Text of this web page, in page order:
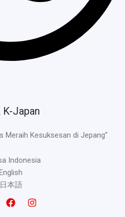
K-Japan
Meraih Kesuksesan di Jepang”
Indonesia
日本語